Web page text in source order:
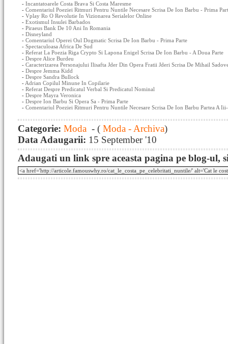
- Incantatoarele Costa Brava Si Costa Maresme
- Comentariul Poeziei Ritmuri Pentru Nuntile Necesare Scrisa De Ion Barbu - Prima
- Vplay Ro O Revolutie In Vizionarea Serialelor Online
- Exotismul Insulei Barbados
- Piraeus Bank De 10 Ani In Romania
- Disneyland
- Comentariul Operei Oul Dogmatic Scrisa De Ion Barbu - Prima Parte
- Spectaculoasa Africa De Sud
- Referat La Poezia Riga Crypto Si Lapona Enigel Scrisa De Ion Barbu - A Doua Parte
- Despre Alice Burdeu
- Caracterizarea Personajului Ilisafta Jder Din Opera Fratii Jderi Scrisa De Mihail
- Despre Jemma Kidd
- Despre Sandra Bullock
- Adrian Copilul Minune In Copilarie
- Referat Despre Predicatul Verbal Si Predicatul Nominal
- Despre Mayra Veronica
- Despre Ion Barbu Si Opera Sa - Prima Parte
- Comentariul Poeziei Ritmuri Pentru Nuntile Necesare Scrisa De Ion Barbu Partea A
Categorie: Moda - ( Moda - Archiva)
Data Adaugarii: 15 September '10
Adaugati un link spre aceasta pagina pe blog-ul,